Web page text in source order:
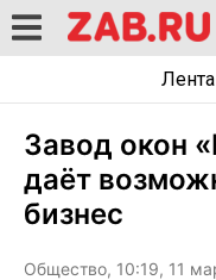
Лента
Завод окон
даёт
бизнес
Общество, 10:19, 11